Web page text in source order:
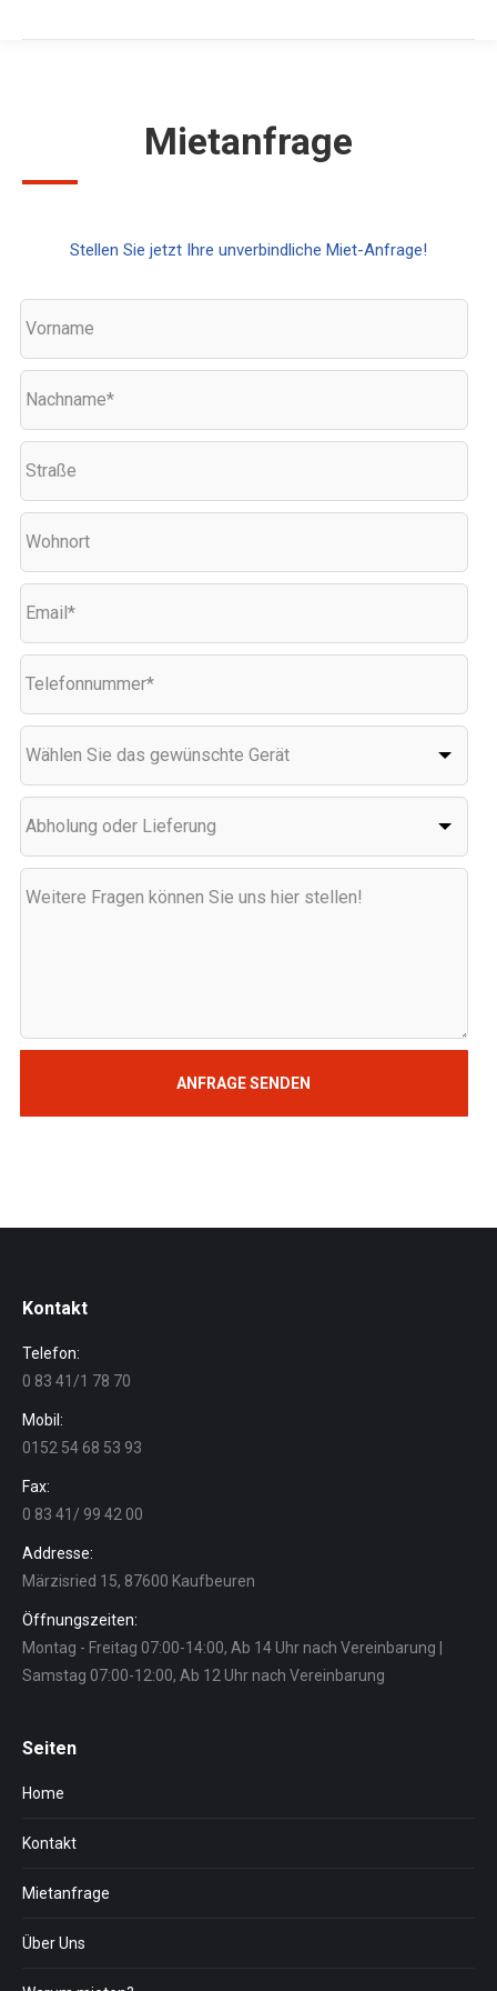
Mietanfrage
Stellen Sie jetzt Ihre unverbindliche Miet-Anfrage!
Vorname
Nachname*
Straße
Wohnort
Email*
Telefonnummer*
Wählen Sie das gewünschte Gerät
Abholung oder Lieferung
Weitere Fragen können Sie uns hier stellen!
Kontakt
Telefon:
0 83 41/1 78 70
Mobil:
0152 54 68 53 93
Fax:
0 83 41/ 99 42 00
Addresse:
Märzisried 15, 87600 Kaufbeuren
Öffnungszeiten:
Montag - Freitag 07:00-14:00, Ab 14 Uhr nach Vereinbarung |
Samstag 07:00-12:00, Ab 12 Uhr nach Vereinbarung
Seiten
Home
Kontakt
Mietanfrage
Über Uns